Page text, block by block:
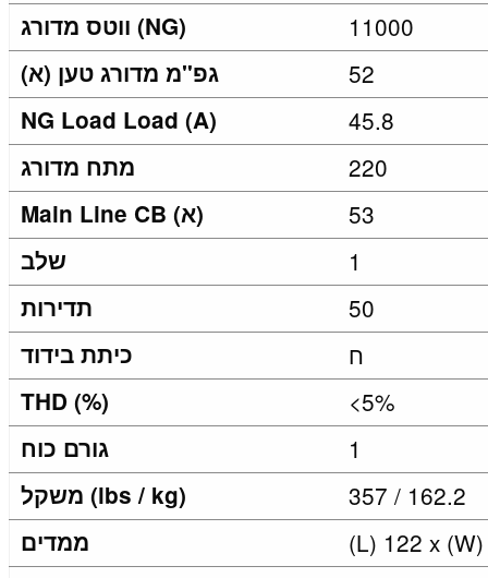
ווטס מדורג (NG) 11000
גפ"מ מדורג טען (א) 52
NG Load Load (A) 45.8
מתח מדורג 220
Main Line CB (א) 53
שלב 1
תדירות 50
כיתת בידוד ח
THD (%) <5%
גורם כוח 1
משקל (lbs / kg) 357 / 162.2
ממדים (L) 122 x